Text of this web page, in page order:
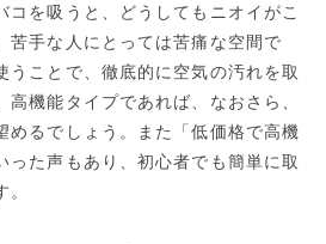
コを吸うと、どうしてもニオイがこ
苦手な人にとっては苦痛な空間で
うことで、徹底的に空気の汚れを取
高機能タイプであれば、なおさら、
めるでしょう。また「低価格で高機
った声もあり、初心者でも簡単に取